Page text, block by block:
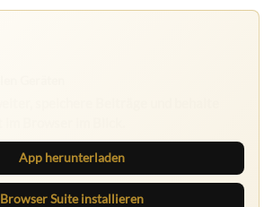
App herunterladen
Browser Suite installieren